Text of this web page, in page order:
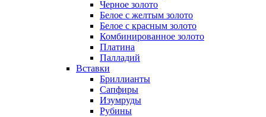
Черное золото
Белое с желтым золото
Белое с красным золото
Комбинированное золото
Платина
Палладий
Вставки
Бриллианты
Сапфиры
Изумруды
Рубины